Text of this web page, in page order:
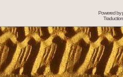
Powered by